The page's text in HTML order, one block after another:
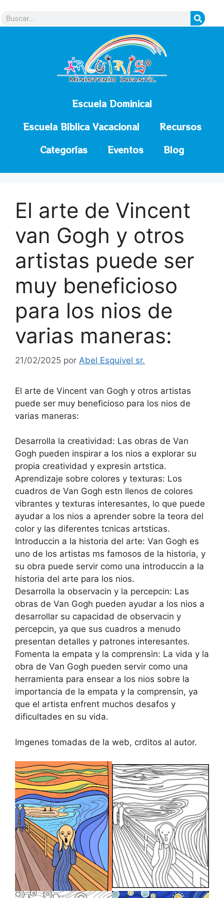
Escuela Dominical
Escuela Bíblica Vacacional
Recursos
Categorías
Eventos Blog
El arte de Vincent
van Gogh y otros
artistas puede ser
muy beneficioso
para los nios de
varias maneras:
21/02/2025 por Abel Esquivel sr.
El arte de Vincent van Gogh y otros artistas
puede ser muy beneficioso para los nios de
varias maneras:
Desarrolla la creatividad: Las obras de Van
Gogh pueden inspirar a los nios a explorar su
propia creatividad y expresin artstica.
Aprendizaje sobre colores y texturas: Los
cuadros de Van Gogh estn llenos de colores
vibrantes y texturas interesantes, lo que puede
ayudar a los nios a aprender sobre la teora del
color y las diferentes tcnicas artsticas.
Introduccin a la historia del arte: Van Gogh es
uno de los artistas ms famosos de la historia, y
su obra puede servir como una introduccin a la
historia del arte para los nios.
Desarrolla la observacin y la percepcin: Las
obras de Van Gogh pueden ayudar a los nios a
desarrollar su capacidad de observacin y
percepcin, ya que sus cuadros a menudo
presentan detalles y patrones interesantes.
Fomenta la empata y la comprensin: La vida y la
obra de Van Gogh pueden servir como una
herramienta para ensear a los nios sobre la
importancia de la empata y la comprensin, ya
que el artista enfrent muchos desafos y
dificultades en su vida.
Imgenes tomadas de la web, crditos al autor.